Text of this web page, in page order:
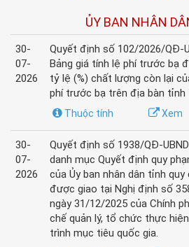
ỦY BAN NHÂN
30-
07-
2026
Quyết định số 102/2026/QĐ-
Bảng giá tính lệ phí trước bạ
tỷ lệ (%) chất lượng còn lại
phí trước bạ trên địa bàn tỉnh
Xem
Thuộc tính
30-
07-
2026
Quyết định số 1938/QĐ-
danh mục Quyết định quy
của Ủy ban nhân dân tỉnh quy
được giao tại Nghị định số
ngày 31/12/2025 của Chính
chế quản lý, tổ chức thực
trình mục tiêu quốc gia.